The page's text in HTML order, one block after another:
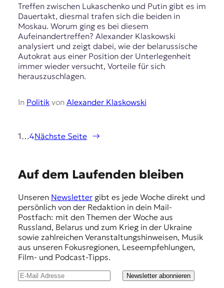
Treffen zwischen Lukaschenko und Putin gibt es im
Dauertakt, diesmal trafen sich die beiden in
Moskau. Worum ging es bei diesem
Aufeinandertreffen? Alexander Klaskowski
analysiert und zeigt dabei, wie der belarussische
Autokrat aus einer Position der Unterlegenheit
immer wieder versucht, Vorteile für sich
herauszuschlagen.
In Politikvon Alexander Klaskowski
1 …4Nächste Seite →
Auf dem Laufenden bleiben
Unseren Newslettergibt es jede Woche direkt und
persönlich von der Redaktion in dein Mail-
Postfach: mit den Themen der Woche aus
Russland, Belarus und zum Krieg in der Ukraine
sowie zahlreichen Veranstaltungshinweisen, Musik
aus unseren Fokusregionen, Leseempfehlungen,
Film- und Podcast-Tipps.
Newsletter abonnieren